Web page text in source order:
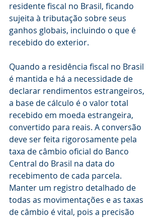
residente fiscal no Brasil, ficando
sujeita à tributação sobre seus
ganhos globais, incluindo o que é
recebido do exterior.
Quando a residência fiscal no Brasil
é mantida e há a necessidade de
declarar rendimentos estrangeiros,
a base de cálculo é o valor total
recebido em moeda estrangeira,
convertido para reais. A conversão
deve ser feita rigorosamente pela
taxa de câmbio oficial do Banco
Central do Brasil na data do
recebimento de cada parcela.
Manter um registro detalhado de
todas as movimentações e as taxas
de câmbio é vital, pois a precisão